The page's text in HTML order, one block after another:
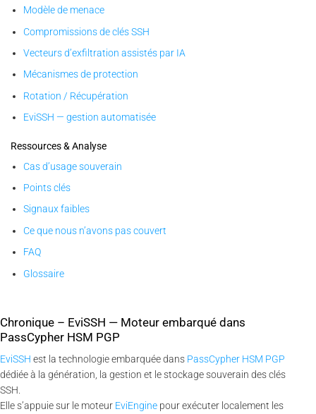
Modèle de menace
Compromissions de clés SSH
Vecteurs d’exfiltration assistés par IA
Mécanismes de protection
Rotation / Récupération
EviSSH — gestion automatisée
Ressources & Analyse
Cas d’usage souverain
Points clés
Signaux faibles
Ce que nous n’avons pas couvert
FAQ
Glossaire
Chronique – EviSSH — Moteur embarqué dans
PassCypher HSM PGP
EviSSH est la technologie embarquée dans PassCypher HSM PGP
dédiée à la génération, la gestion et le stockage souverain des clés
SSH.
Elle s’appuie sur le moteur EviEngine pour exécuter localement les